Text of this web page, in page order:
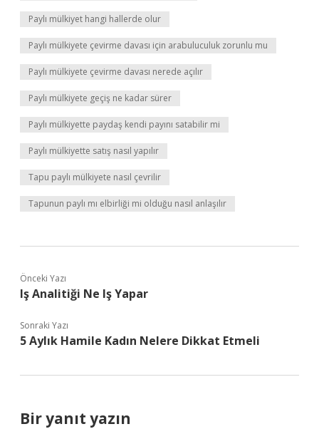
Paylı mülkiyet hangi hallerde olur
Paylı mülkiyete çevirme davası için arabuluculuk zorunlu mu
Paylı mülkiyete çevirme davası nerede açılır
Paylı mülkiyete geçiş ne kadar sürer
Paylı mülkiyette paydaş kendi payını satabilir mi
Paylı mülkiyette satış nasıl yapılır
Tapu paylı mülkiyete nasıl çevrilir
Tapunun paylı mı elbirliği mi olduğu nasıl anlaşılır
Önceki Yazı
Iş Analitiği Ne Iş Yapar
Sonraki Yazı
5 Aylık Hamile Kadın Nelere Dikkat Etmeli
Bir yanıt yazın